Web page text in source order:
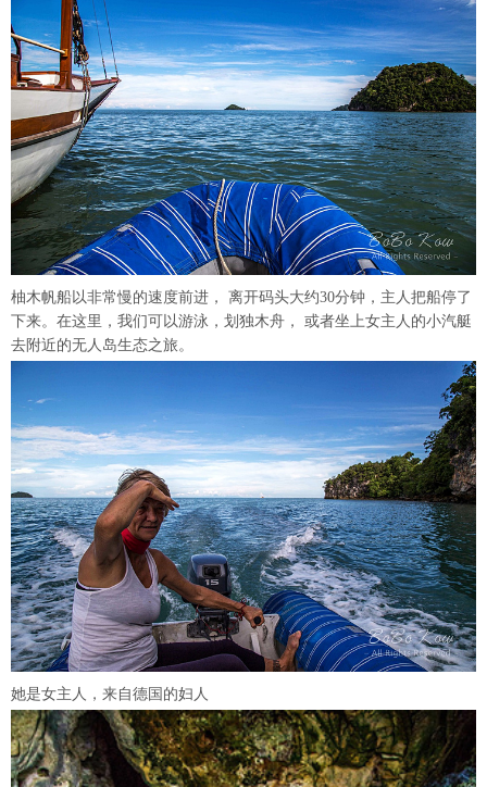
柚木帆船以非常慢的速度前进， 离开码头大约30分钟，主人把船停了
下来。在这里，我们可以游泳，划独木舟， 或者坐上女主人的小汽艇
去附近的无人岛生态之旅。
她是女主人，来自德国的妇人